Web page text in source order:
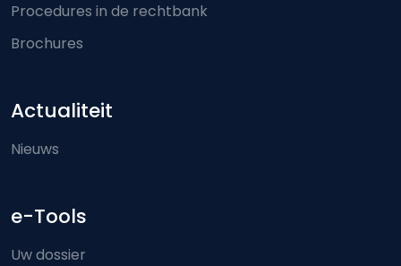
Procedures in de rechtbank
Brochures
Actualiteit
Nieuws
e-Tools
Uw dossier